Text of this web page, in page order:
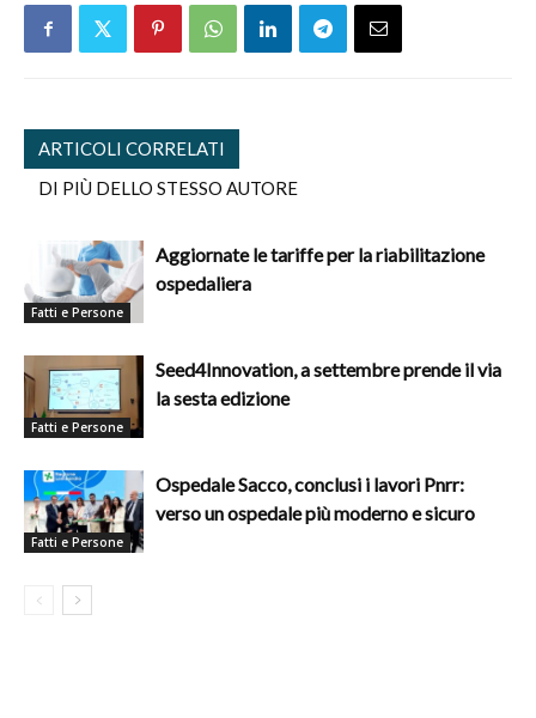
ARTICOLI CORRELATI
DI PIÙ DELLO STESSO AUTORE
Fatti e Persone
Aggiornate le tariffe per la riabilitazione
ospedaliera
Fatti e Persone
Seed4Innovation, a settembre prende il via
la sesta edizione
Fatti e Persone
Ospedale Sacco, conclusi i lavori Pnrr:
verso un ospedale più moderno e sicuro